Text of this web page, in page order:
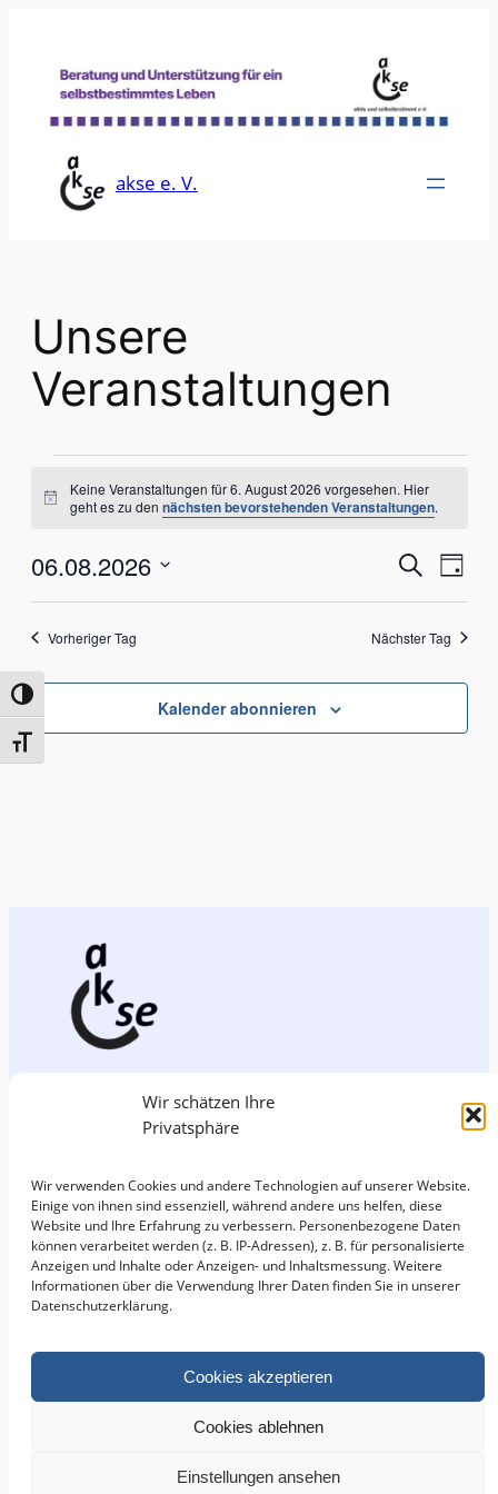
Wir schätzen Ihre
Privatsphäre
Wir verwenden Cookies und andere Technologien auf unserer Website.
Einige von ihnen sind essenziell, während andere uns helfen, diese
Website und Ihre Erfahrung zu verbessern. Personenbezogene Daten
können verarbeitet werden (z. B. IP-Adressen), z. B. für personalisierte
Anzeigen und Inhalte oder Anzeigen- und Inhaltsmessung. Weitere
Informationen über die Verwendung Ihrer Daten finden Sie in unserer
Datenschutzerklärung.
Cookies akzeptieren
Cookies ablehnen
Einstellungen ansehen
Umschalten auf hohe Kontraste
Schrift vergrößern
akse e. V.
Unsere
Veranstaltungen
Veranstaltungen
für
6.
August
2026
Hinweis
Keine Veranstaltungen für 6. August 2026 vorgesehen. Hier
geht es zu dennächsten bevorstehenden Veranstaltungen.
Suche
und
SucheTag
06.08.2026
Datum
Vorheriger Tag Nächster Tag
Kalender abonnieren
aktiv und selbstbestimmt e. V.
Zimmerstraße 26/27
10969 Berlin
Telefon: 030 – 398 202 180
Über uns Datenschutz
Impressum
Social